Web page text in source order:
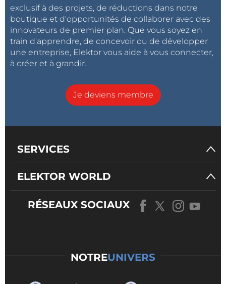
exclusif à des projets, de réductions dans notre
boutique et d'opportunités de collaborer avec des
innovateurs de premier plan. Que vous soyez en
train d'apprendre, de concevoir ou de développer
une entreprise, Elektor vous aide à vous connecter,
à créer et à grandir.
Je deviens membre
SERVICES
ELEKTOR WORLD
RÉSEAUX SOCIAUX
NOTREUNIVERS